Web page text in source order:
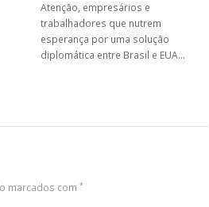
Atenção, empresários e
trabalhadores que nutrem
esperança por uma solução
diplomática entre Brasil e EUA…
marcados com *